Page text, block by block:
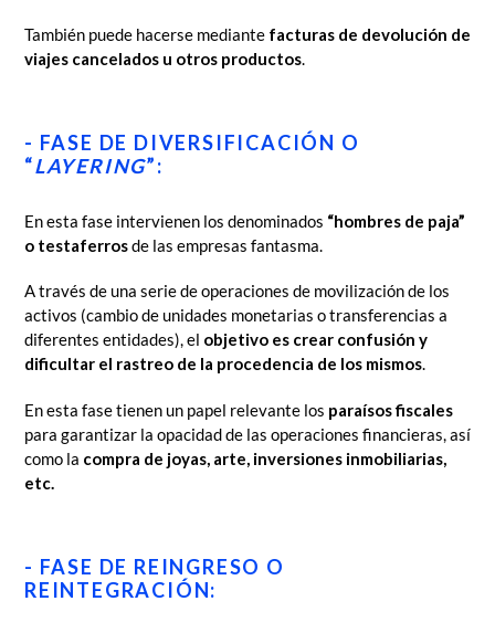
También puede hacerse mediante facturas de devolución de
viajes cancelados u otros productos.
- FASE DE DIVERSIFICACIÓN O
“LAYERING”:
En esta fase intervienen los denominados “hombres de paja”
o testaferrosde las empresas fantasma.
A través de una serie de operaciones de movilización de los
activos (cambio de unidades monetarias o transferencias a
diferentes entidades), el objetivo es crear confusión y
dificultar el rastreo de la procedencia de los mismos.
En esta fase tienen un papel relevante los paraísos fiscales
para garantizar la opacidad de las operaciones financieras, así
como la compra de joyas, arte, inversiones inmobiliarias,
etc.
- FASE DE REINGRESO O
REINTEGRACIÓN: